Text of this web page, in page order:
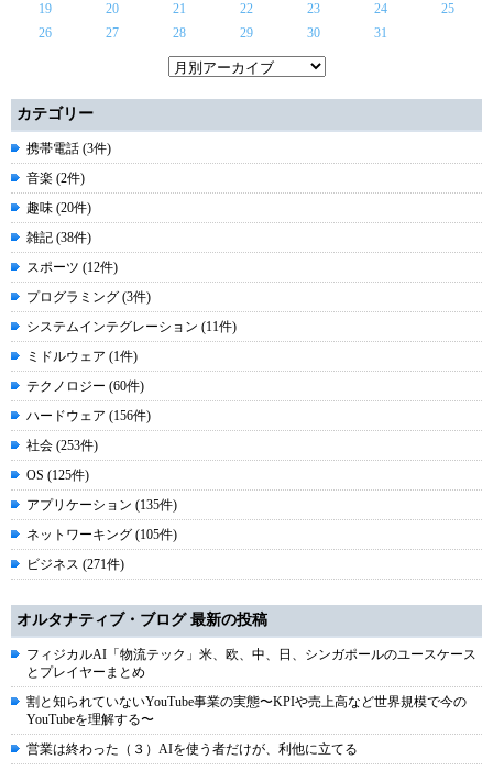
19
20 21 22 23 24
25
26
27 28 29 30 31
カテゴリー
携帯電話 (3件)
音楽 (2件)
趣味 (20件)
雑記 (38件)
スポーツ (12件)
プログラミング (3件)
システムインテグレーション (11件)
ミドルウェア (1件)
テクノロジー (60件)
ハードウェア (156件)
社会 (253件)
OS (125件)
アプリケーション (135件)
ネットワーキング (105件)
ビジネス (271件)
オルタナティブ・ブログ 最新の投稿
フィジカルAI「物流テック」米、欧、中、日、シンガポールのユースケース
とプレイヤーまとめ
割と知られていないYouTube事業の実態〜KPIや売上高など世界規模で今の
YouTubeを理解する〜
営業は終わった（３）AIを使う者だけが、利他に立てる